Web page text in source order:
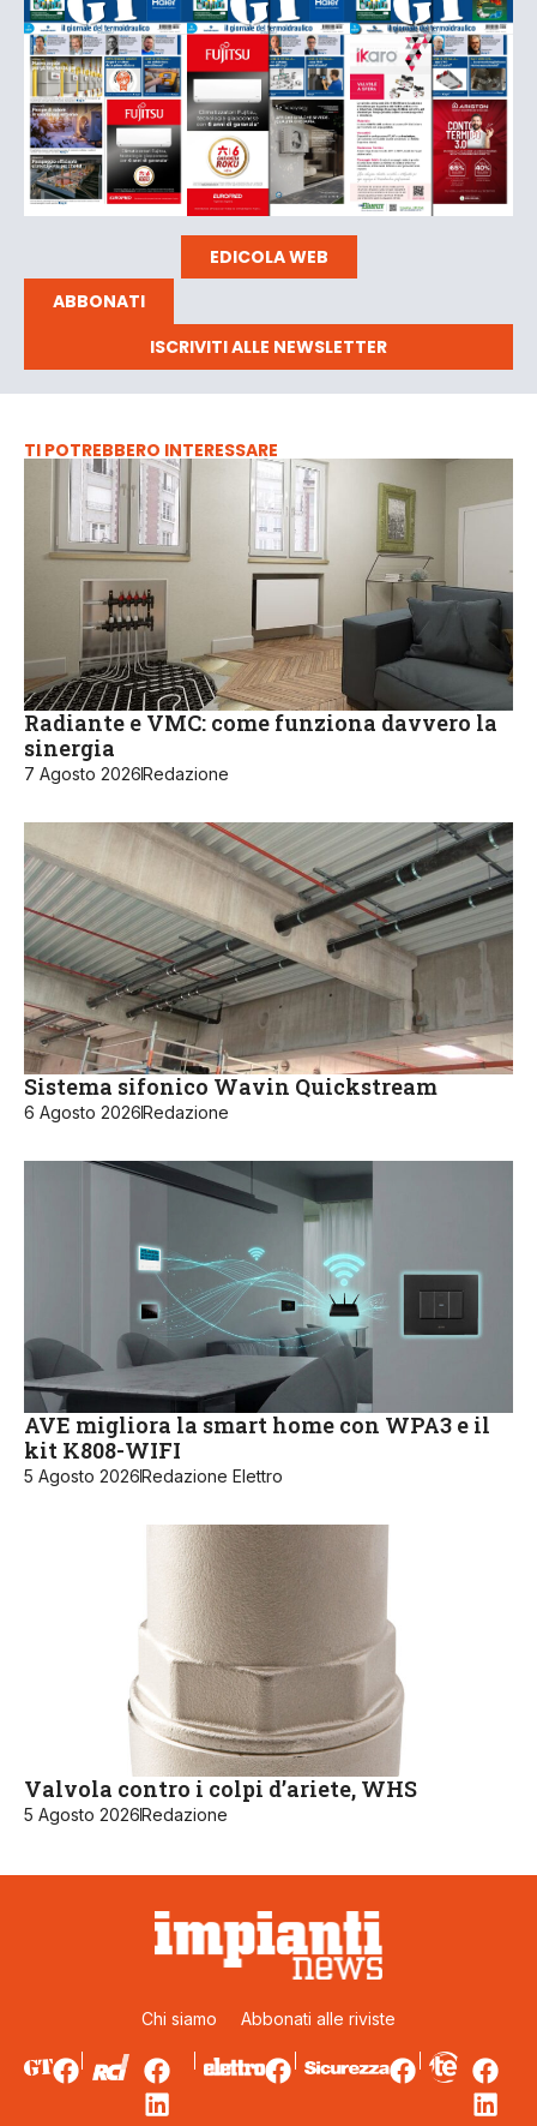
EDICOLA WEB
ABBONATI
ISCRIVITI ALLE NEWSLETTER
TI POTREBBERO INTERESSARE
Radiante e VMC: come funziona davvero la
sinergia
7 Agosto 2026Redazione
Sistema sifonico Wavin Quickstream
6 Agosto 2026Redazione
AVE migliora la smart home con WPA3 e il
kit K808-WIFI
5 Agosto 2026Redazione Elettro
Valvola contro i colpi d’ariete, WHS
5 Agosto 2026Redazione
Chi siamo Abbonati alle riviste